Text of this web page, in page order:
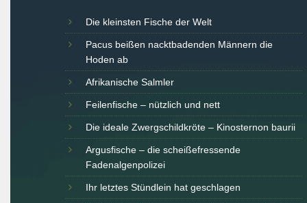
Die kleinsten Fische der Welt
Pacus beißen nacktbadenden Männern die
Hoden ab
Afrikanische Salmler
Feilenfische – nützlich und nett
Die ideale Zwergschildkröte – Kinosternon baurii
Argusfische – die scheißefressende
Fadenalgenpolizei
Ihr letztes Stündlein hat geschlagen